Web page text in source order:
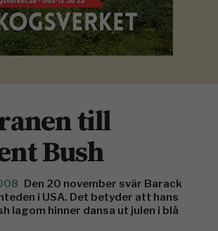
till
Bush
Den 20 november svär Barack
i USA. Det betyder att hans
lagom hinner dansa ut julen i blå